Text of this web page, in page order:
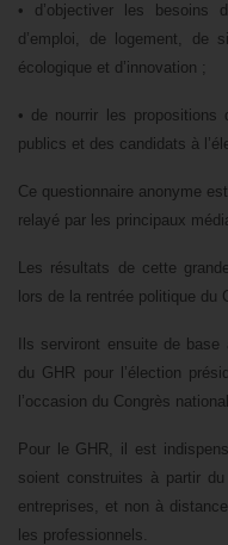
• d’objectiver les besoins
d’emploi, de logement, de
écologique et d’innovation ;
• de nourrir les propositions
publics et des candidats à
Ce questionnaire anonyme
relayé par les principaux
Les résultats de cette
lors de la rentrée politique du
Ils serviront ensuite de
du GHR pour l’élection
l’occasion du Congrès
Pour le GHR, il est
soient construites à partir
entreprises, et non à
les professionnels.